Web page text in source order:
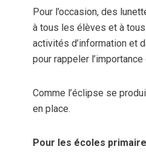
Pour l’occasion, des
à tous les élèves et à
activités d’information et
pour rappeler
Comme l’éclipse se
en place.
Pour les écoles